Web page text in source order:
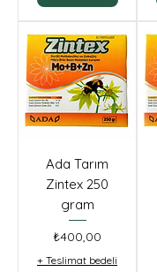
Ada Tarım
Zintex 250
gram
Fiyat
₺400,00
+ Teslimat bedeli